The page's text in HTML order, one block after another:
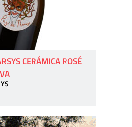
CERÁMICA ROSÉ